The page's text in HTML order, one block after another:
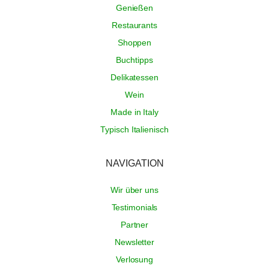
Genießen
Restaurants
Shoppen
Buchtipps
Delikatessen
Wein
Made in Italy
Typisch Italienisch
NAVIGATION
Wir über uns
Testimonials
Partner
Newsletter
Verlosung